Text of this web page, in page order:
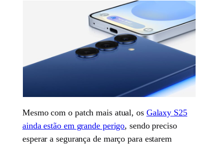
Mesmo com o patch mais atual, os Galaxy S25
ainda estão em grande perigo, sendo preciso
esperar a segurança de março para estarem